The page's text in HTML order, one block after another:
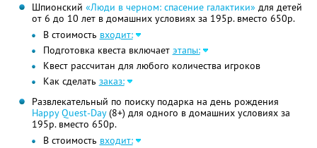
Шпионский «Люди в черном: спасение галактики» для детей
от 6 до 10 лет в домашних условиях за 195р. вместо 650р.
В стоимость входит:
Подготовка квеста включает этапы:
Квест рассчитан для любого количества игроков
Как сделать заказ:
Развлекательный по поиску подарка на день рождения
Happy Quest-Day(8+) для одного в домашних условиях за
195р. вместо 650р.
В стоимость входит: